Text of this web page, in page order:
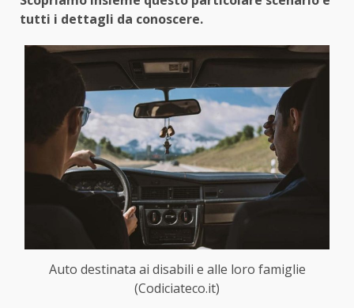
tutti i dettagli da conoscere.
Auto destinata ai disabili e alle loro famiglie
(Codiciateco.it)